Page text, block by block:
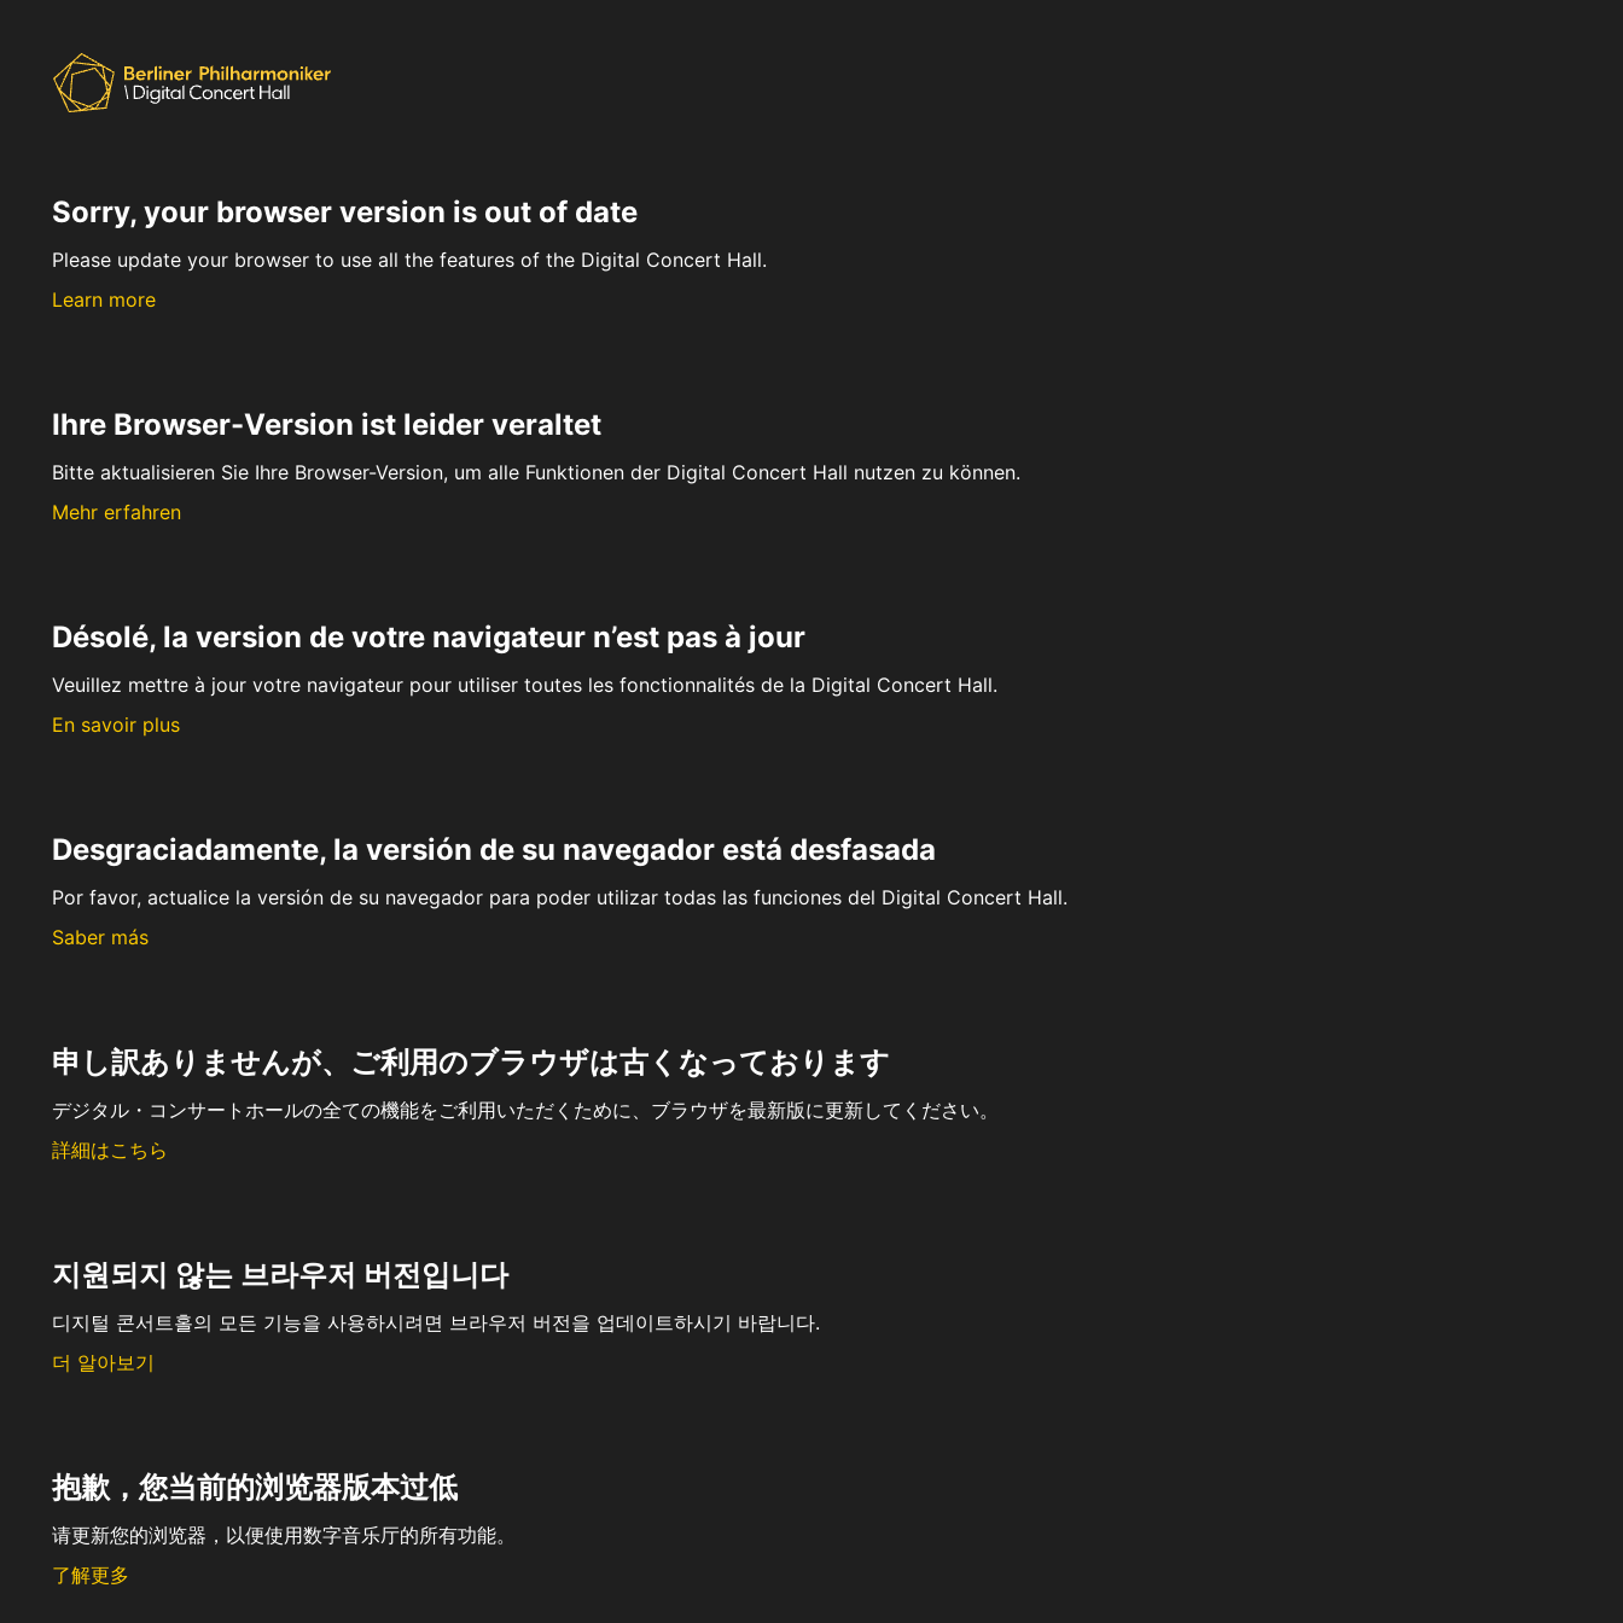
Sorry, your browser version is out of date
Please update your browser to use all the features of the Digital Concert Hall.
Learn more
Ihre Browser-Version ist leider veraltet
Bitte aktualisieren Sie Ihre Browser-Version, um alle Funktionen der Digital Concert Hall nutzen zu können.
Mehr erfahren
Désolé, la version de votre navigateur n’est pas à jour
Veuillez mettre à jour votre navigateur pour utiliser toutes les fonctionnalités de la Digital Concert Hall.
En savoir plus
Desgraciadamente, la versión de su navegador está desfasada
Por favor, actualice la versión de su navegador para poder utilizar todas las funciones del Digital Concert Hall.
Saber más
申し訳ありませんが、ご利用のブラウザは古くなっております
デジタル・コンサートホールの全ての機能をご利用いただくために、ブラウザを最新版に更新してください。
詳細はこちら
지원되지 않는 브라우저 버전입니다
디지털 콘서트홀의 모든 기능을 사용하시려면 브라우저 버전을 업데이트하시기 바랍니다.
더 알아보기
抱歉，您当前的浏览器版本过低
请更新您的浏览器，以便使用数字音乐厅的所有功能。
了解更多